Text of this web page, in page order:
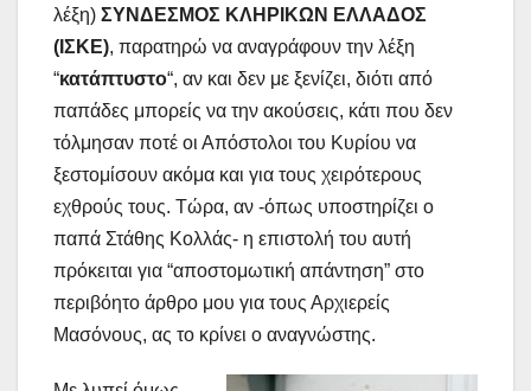
λέξη) ΣΥΝΔΕΣΜΟΣ ΚΛΗΡΙΚΩΝ ΕΛΛΑΔΟΣ
(ΙΣΚΕ), παρατηρώ να αναγράφουν την λέξη
“κατάπτυστο“, αν και δεν με ξενίζει, διότι από
παπάδες μπορείς να την ακούσεις, κάτι που δεν
τόλμησαν ποτέ οι Απόστολοι του Κυρίου να
ξεστομίσουν ακόμα και για τους χειρότερους
εχθρούς τους. Τώρα, αν -όπως υποστηρίζει ο
παπά Στάθης Κολλάς- η επιστολή του αυτή
πρόκειται για “αποστομωτική απάντηση” στο
περιβόητο άρθρο μου για τους Αρχιερείς
Μασόνους, ας το κρίνει ο αναγνώστης.